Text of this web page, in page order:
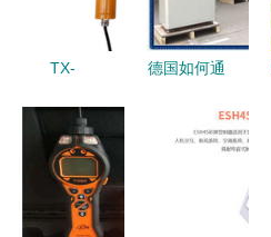
恶臭监测仪
TX-
臭监测仪
高精度环保
监测解决方
德国如何通
确保自来水